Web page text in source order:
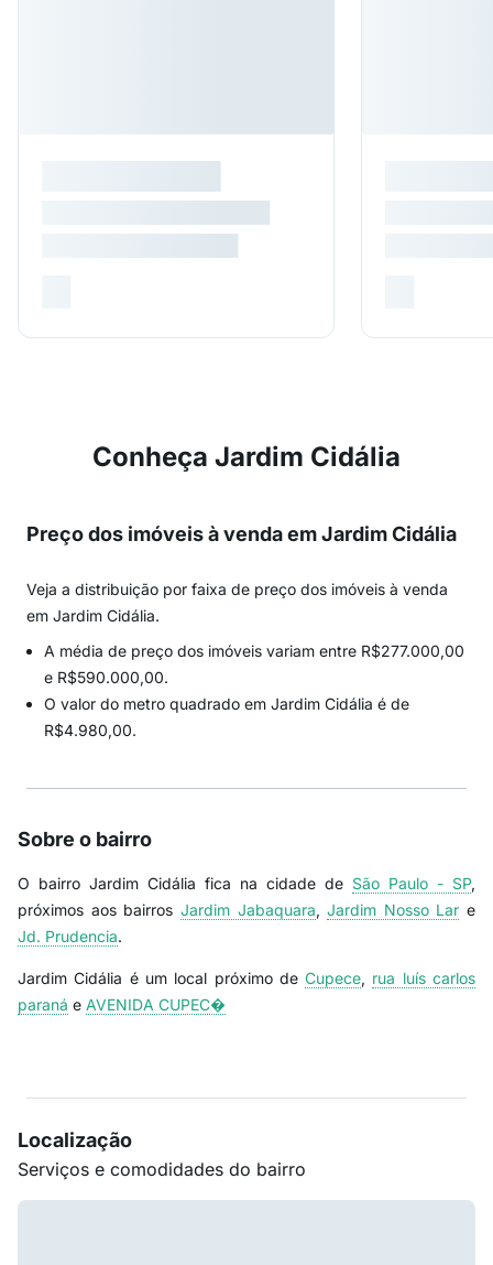
Conheça Jardim Cidália
Preço dos imóveis à venda em Jardim Cidália
Veja a distribuição por faixa de preço dos imóveis à venda
em Jardim Cidália.
A média de preço dos imóveis variam entre R$277.000,00
e R$590.000,00.
O valor do metro quadrado em Jardim Cidália é de
R$4.980,00.
Sobre o bairro
O bairro Jardim Cidália fica na cidade de São Paulo - SP,
próximos aos bairros Jardim Jabaquara,Jardim Nosso Lar e
Jd. Prudencia.
Jardim Cidália é um local próximo deCupece, rua luís carlos
paraná e AVENIDA CUPEC�
Localização
Serviços e comodidades do bairro